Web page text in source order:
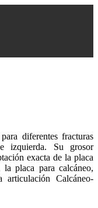
diferentes fracturas
izquierda. Su grosor
exacta de la placa
la placa para calcáneo,
Calcáneo-